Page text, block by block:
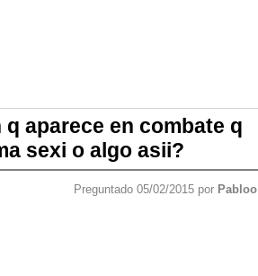
aparece en combate q
sexi o algo asii?
Preguntado 05/02/2015 por Pabloo